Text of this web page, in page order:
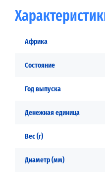
Африка
Состояние
Год выпуска
Денежная единица
Вес (г)
Диаметр (мм)